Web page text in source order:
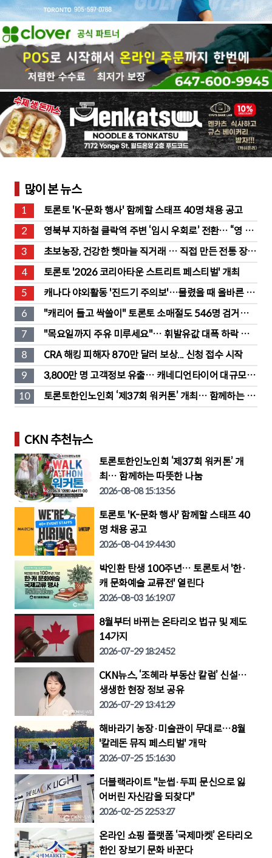
많이 본 뉴스
1
토론토 'K-문화 행사' 함께할 스태프 40명 채용 공고
2
영북부 지하철 클락역 주변 ‘임시 우회로’ 전환… “영 스
트리트 바뀐다”
3
초보농장, 건강한 햇마늘 직거래 … 직접 만든 전통 장류
도 판매
4
토론토 '2026 코리아타운 스트리트 페스티벌' 개최
5
캐나다 야외활동 '진드기 주의보'…물렸을 때 올바른 대
처법은?
6
"캐리어 들고 싹쓸이" 토론토 소매절도 546명 검거…
훔친 물건 재유통
7
"목요일까지 주유 미루세요"… 휘발유값 대폭 하락 예
고
8
CRA 해킹 피해자 870만 달러 보상... 신청 접수 시작
9
3,800만 명 고객정보 유출… 캐네디언타이어 대규모 집
단소송 직면
10
토론토한인노인회 ‘제37회 워커톤’ 개최… 함께하는 따
뜻한 나눔
CKN 추천뉴스
토론토한인노인회 ‘제37회 워커톤’ 개
최… 함께하는 따뜻한 나눔
2026-08-08 15:13:56
토론토 'K-문화 행사' 함께할 스태프 40
명 채용 공고
2026-08-04 19:44:30
박인환 탄생 100주년… 토론토서 '한·
캐 문화예술 교류전' 열린다
2026-08-03 16:19:07
8월부터 바뀌는 온타리오 법규 및 제도
14가지
2026-07-29 18:24:52
CKN뉴스, ‘조혜라 부동산 칼럼’ 신설…
생생한 현장 정보 공유
2026-07-29 13:41:29
해바라기 농장·미술관이 무대로…8월
'칼레돈 뮤직 페스티벌' 개막
2026-07-25 15:16:30
더블랙라이트 "눈썹·두피 문신으로 잃
어버린 자신감을 되찾다"
2026-02-25 22:53:27
온라인 쇼핑 플랫폼 ‘국제마켓’ 온타리오
한인 장보기 문화 바꾼다